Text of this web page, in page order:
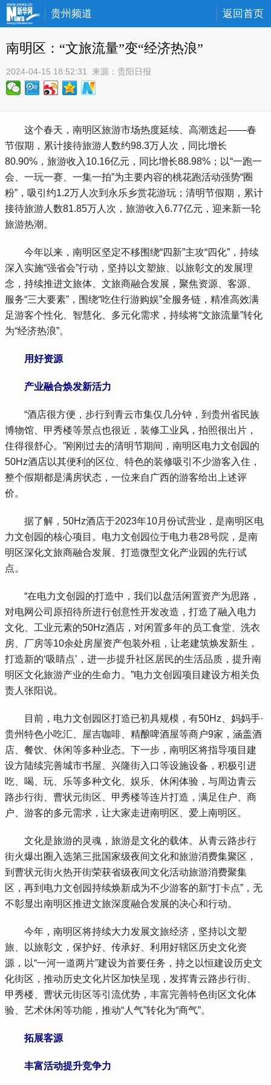
贵州频道 返回首页
南明区：“文旅流量”变“经济热浪”
2024-04-15 18:52:31 来源： 贵阳日报
这个春天，南明区旅游市场热度延续、高潮迭起——春
节假期，累计接待旅游人数约98.3万人次，同比增长
80.90%，旅游收入10.16亿元，同比增长88.98%；以“一跑一
会、一玩一赛、一集一拍”为主要内容的桃花跑活动强势“圈
粉”，吸引约1.2万人次到永乐乡赏花游玩；清明节假期，累计
接待旅游人数81.85万人次，旅游收入6.77亿元，迎来新一轮
旅游热潮。
今年以来，南明区坚定不移围绕“四新”主攻“四化”，持续
深入实施“强省会”行动，坚持以文塑旅、以旅彰文的发展理
念，持续推进文旅体、文旅商融合发展，聚焦资源、客源、
服务“三大要素”，围绕“吃住行游购娱”全服务链，精准高效满
足游客个性化、智慧化、多元化需求，持续将“文旅流量”转化
为“经济热浪”。
用好资源
产业融合焕发新活力
“酒店很方便，步行到青云市集仅几分钟，到贵州省民族
博物馆、甲秀楼等景点也很近，装修工业风，拍照很出片，
住得很舒心。”刚刚过去的清明节期间，南明区电力文创园的
50Hz酒店以其便利的区位、特色的装修吸引不少游客入住，
整个假期都是满房状态，一位来自广西的游客给出上述评
价。
据了解，50Hz酒店于2023年10月份试营业，是南明区电
力文创园的核心项目。电力文创园位于电力巷28号院，是南
明区深化文旅商融合发展、打造微型文化产业园的先行试
点。
“在电力文创园的打造中，我们以盘活闲置资产为思路，
对电网公司原招待所进行创意性开发改造，打造了融入电力
文化、工业元素的50Hz酒店，对闲置多年的员工食堂、洗衣
房、厂房等10余处房屋资产包装外租，让老建筑焕发新生，
打造新的‘吸睛点’，进一步提升社区居民的生活品质，提升南
明区文化旅游产业的生命力。”电力文创园项目建设方相关负
责人张阳说。
目前，电力文创园区打造已初具规模，有50Hz、妈妈手·
贵州特色小吃汇、屋吉咖啡、精酿啤酒屋等商户9家，涵盖酒
店、餐饮、休闲等多种业态。下一步，南明区将指导项目建
设方陆续完善城市书屋、兴隆街入口等设施设备，积极引进
吃、喝、玩、乐等多种文化、娱乐、休闲体验，与周边青云
路步行街、曹状元街区、甲秀楼等连片打造，满足住户、商
户、游客的多元需求，让大家走进南明区、爱上南明区。
文化是旅游的灵魂，旅游是文化的载体。从青云路步行
街火爆出圈入选第三批国家级夜间文化和旅游消费集聚区，
到曹状元街火热开街荣获省级夜间文化活动旅游消费聚集
区，再到电力文创园持续焕新成为不少游客的新“打卡点”，无
不彰显出南明区推进文旅深度融合发展的决心和行动。
今年，南明区将持续大力发展文旅经济，坚持以文塑
旅、以旅彰文，保护好、传承好、利用好辖区历史文化资
源，以“一河一道两片”建设为首要任务，持之以恒建设历史文
化街区，推动历史文化片区加快呈现，发挥青云路步行街、
甲秀楼、曹状元街区等引流优势，丰富完善特色街区文化体
验、艺术休闲等功能，推动“人气”转化为“商气”。
拓展客源
丰富活动提升竞争力